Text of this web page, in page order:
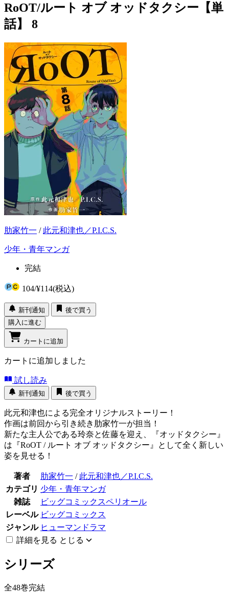
RoOT/ルート オブ オッドタクシー【単
話】 8
肋家竹一 / 此元和津也／P.I.C.S.
少年・青年マンガ
完結
104/¥114(税込)
新刊通知
後で買う
購入に進む
カートに追加
カートに追加しました
試し読み
新刊通知 後で買う
此元和津也による完全オリジナルストーリー！
作画は前回から引き続き肋家竹一が担当！
新たな主人公である玲奈と佐藤を迎え、『オッドタクシー』
は『RoOT / ルート オブ オッドタクシー』として全く新しい
姿を見せる！
著者 肋家竹一 / 此元和津也／P.I.C.S.
カテゴリ 少年・青年マンガ
雑誌
ビッグコミックスペリオール
レーベル ビッグコミックス
ジャンル ヒューマンドラマ
詳細を見る とじる
シリーズ
全48巻完結